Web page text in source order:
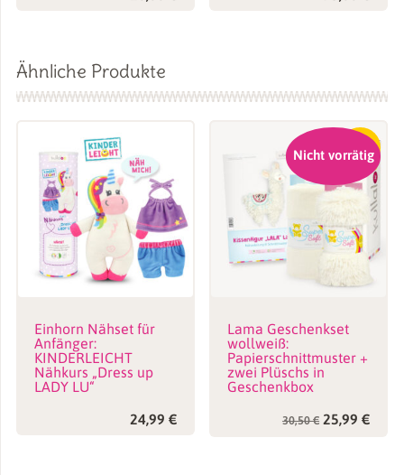
Ähnliche Produkte
Einhorn Nähset für
Anfänger:
KINDERLEICHT
Nähkurs „Dress up
LADY LU“
24,99 €
-15%
Nicht vorrätig
Lama Geschenkset
wollweiß:
Papierschnittmuster +
zwei Plüschs in
Geschenkbox
30,50€ 25,99€